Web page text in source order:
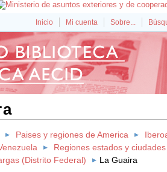
Inicio Mi cuenta Sobre...
Paises y regiones de America
Regiones estados y
(Distrito Federal) La Guaira